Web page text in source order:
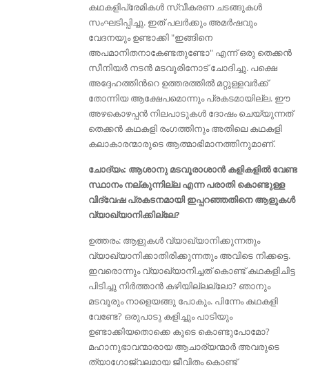
കഥകളിപ്രേമികൾ സ്വീകരണ ചടങ്ങുകള്‍
സംഘടിപ്പിച്ചു. ഇത് പലർക്കും അമർഷവും
വേദനയും ഉണ്ടാക്കി "ഇങ്ങിനെ
അപമാനിതനാകേണ്ടതുണ്ടോ" എന്ന്‌ ഒരു തെക്കന്‍
സീനിയര്‍ നടന്‍ മടവൂരിനോട് ചോദിച്ചു. പക്ഷെ
അദ്ദേഹത്തിൻറെ ഉത്തരത്തിൽ മറ്റുള്ളവർക്ക്
തോന്നിയ ആക്ഷേപമൊന്നും പ്രകടമായില്ല. ഈ
അഴകൊഴപ്പൻ നിലപാടുകൾ ദോഷം ചെയ്യുന്നത്
തെക്കൻ കഥകളി രംഗത്തിനും അതിലെ കഥകളി
കലാകാരന്മാരുടെ ആത്മാഭിമാനത്തിനുമാണ്.
ചോദ്യം: ആശാനു മടവൂരാശാൻ കളികളിൽ വേണ്ട
സ്ഥാനം നല്കുന്നില്ല എന്ന പരാതി കൊണ്ടുള്ള
വിദ്വേഷ പ്രകടനമായി ഇപ്പറഞ്ഞതിനെ ആളുകൾ
വ്യാഖ്യാനിക്കില്ലേ?
ഉത്തരം: ആളുകൾ വ്യാഖ്യാനിക്കുന്നതും
വ്യാഖ്യാനിക്കാതിരിക്കുന്നതും അവിടെ നിക്കട്ടെ.
ഇവരൊന്നും വ്യാഖ്യാനിച്ചത് കൊണ്ട് കഥകളിചിട്ട
പിടിച്ചു നിർത്താൻ കഴിയില്ലല്ലോ? ഞാനും
മടവൂരും നാളെയങ്ങു പോകും. പിന്നേം കഥകളി
വേണ്ടേ? ഒരുപാടു കളിച്ചും പാടിയും
ഉണ്ടാക്കിയതൊക്കെ കൂടെ കൊണ്ടുപോമോ?
മഹാനുഭാവന്മാരായ ആചാര്യന്മാർ അവരുടെ
ത്യാഗോജ്വലമായ ജീവിതം കൊണ്ട്